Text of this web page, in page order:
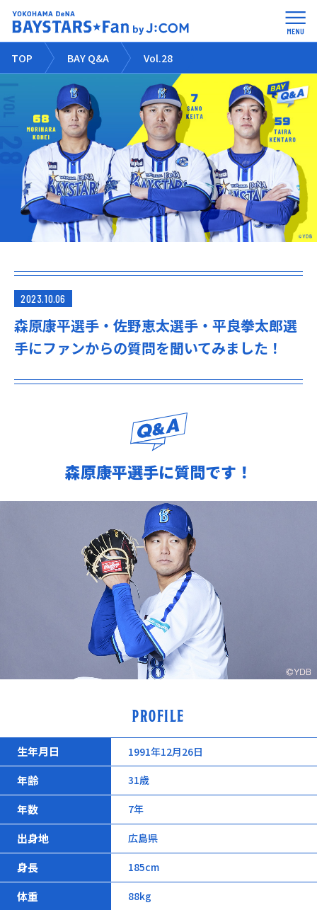
TOP BAY Q&A Vol.28
2023.10.06
森原康平選手・佐野恵太選手・平良拳太郎選
手にファンからの質問を聞いてみました！
森原康平選手に質問です！
PROFILE
生年月日 1991年12月26日
年齢 31歳
年数 7年
出身地 広島県
身長 185cm
体重 88kg